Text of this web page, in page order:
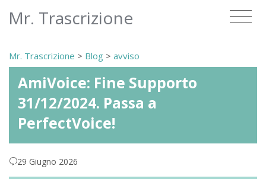
Mr. Trascrizione
Mr. Trascrizione > Blog > avviso
AmiVoice: Fine Supporto
31/12/2024. Passa a
PerfectVoice!
29 Giugno 2026